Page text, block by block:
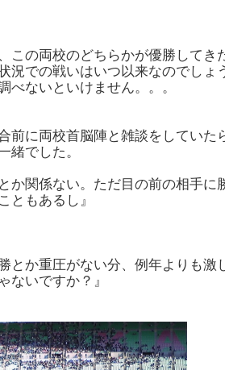
この両校のどちらかが優勝してき
況での戦いはいつ以来なのでしょ
べないといけません。。。
前に両校首脳陣と雑談をしていた
緒でした。
か関係ない。ただ目の前の相手に
ともあるし』
とか重圧がない分、例年よりも激
ないですか？』